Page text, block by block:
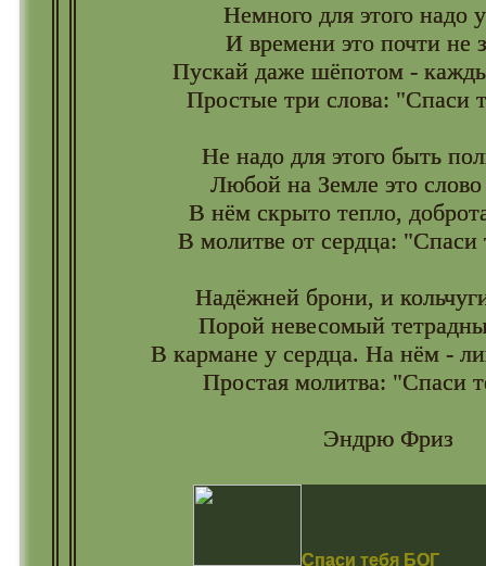
Немного для этого надо
И времени это почти не
Пускай даже шёпотом -
Простые три слова: "Спаси
Не надо для этого быть
Любой на Земле это
В нём скрыто тепло,
В молитве от сердца: "Спаси
Надёжней брони, и
Порой невесомый
В кармане у сердца. На нём -
Простая молитва: "Спаси
Эндрю Фриз
Спаси тебя БОГ